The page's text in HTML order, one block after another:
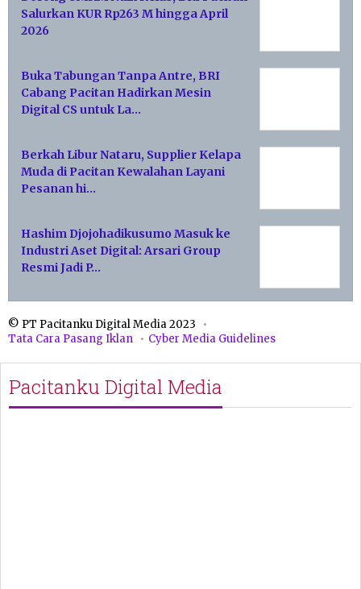
Salurkan KUR Rp263 M hingga April
2026
Buka Tabungan Tanpa Antre, BRI
Cabang Pacitan Hadirkan Mesin
Digital CS untuk La…
Berkah Libur Nataru, Supplier Kelapa
Muda di Pacitan Kewalahan Layani
Pesanan hi…
Hashim Djojohadikusumo Masuk ke
Industri Aset Digital: Arsari Group
Resmi Jadi P…
© PT Pacitanku Digital Media 2023
Tata Cara Pasang Iklan
Cyber Media Guidelines
Pacitanku Digital Media